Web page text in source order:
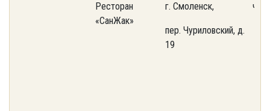
Ресторан
«СанЖак»
г. Смоленск,
пер. Чуриловский, д.
19